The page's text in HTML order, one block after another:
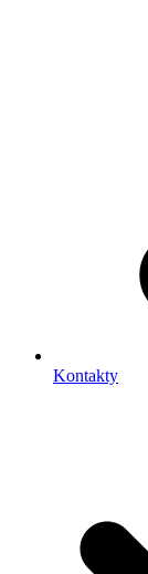
Kontakty